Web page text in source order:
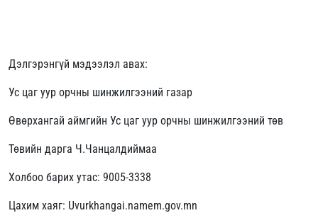
Дэлгэрэнгүй мэдээлэл авах:
Ус цаг уур орчны шинжилгээний газар
Өвөрхангай аймгийн Ус цаг уур орчны шинжилгээний төв
Төвийн дарга Ч.Чанцалдиймаа
Холбоо барих утас: 9005-3338
Цахим хаяг: Uvurkhangai.namem.gov.mn